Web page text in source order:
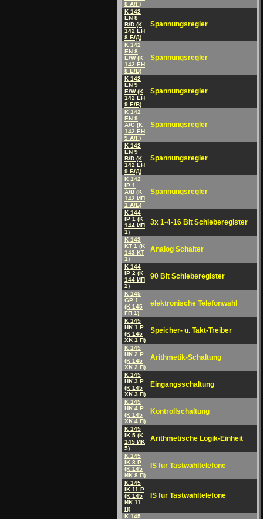
8 A/Г)
K 142
EN 8
B/D (K
142 EH
8 Б/Д)
Spannungsregler
K 142
EN 8
E/W (K
142 EH
8 E/B)
Spannungsregler
K 142
EN 9
E/W (K
142 EH
9 E/B)
Spannungsregler
K 142
EN 9
A/G (K
142 EH
9 A/Г)
Spannungsregler
K 142
EN 9
B/D (K
142 EH
9 Б/Д)
Spannungsregler
K 142
IP 1
A/B (K
142 ИП
1 A/Б)
Spannungsregler
K 144
IP 1 (K
144 ИП
1)
3x 1-4-16 Bit Schieberegister
K 143
KT 1 (K
143 KT
1)
Analog Schalter
K 144
IP 2 (K
144 ИП
2)
90 Bit Schieberegister
K 145
GP 1
(K 145
ГП 1)
elektronische Telefonwahl
K 145
HK 1 P
(K 145
XK 1 П)
Speicher- u. Takt-Treiber
K 145
HK 2 P
(K 145
XK 2 П)
Arithmetik-Schaltung
K 145
HK 3 P
(K 145
XK 3 П)
Eingangsschaltung
K 145
HK 4 P
(K 145
XK 4 П)
Kontrollschaltung
K 145
IK 5 (K
145 ИK
5)
Arithmetische Logik-Einheit
K 145
IK 8 P
(K 145
ИK 8 П)
IS für Tastwahltelefone
K 145
IK 11 P
(K 145
ИK 11
П)
IS für Tastwahltelefone
K 145